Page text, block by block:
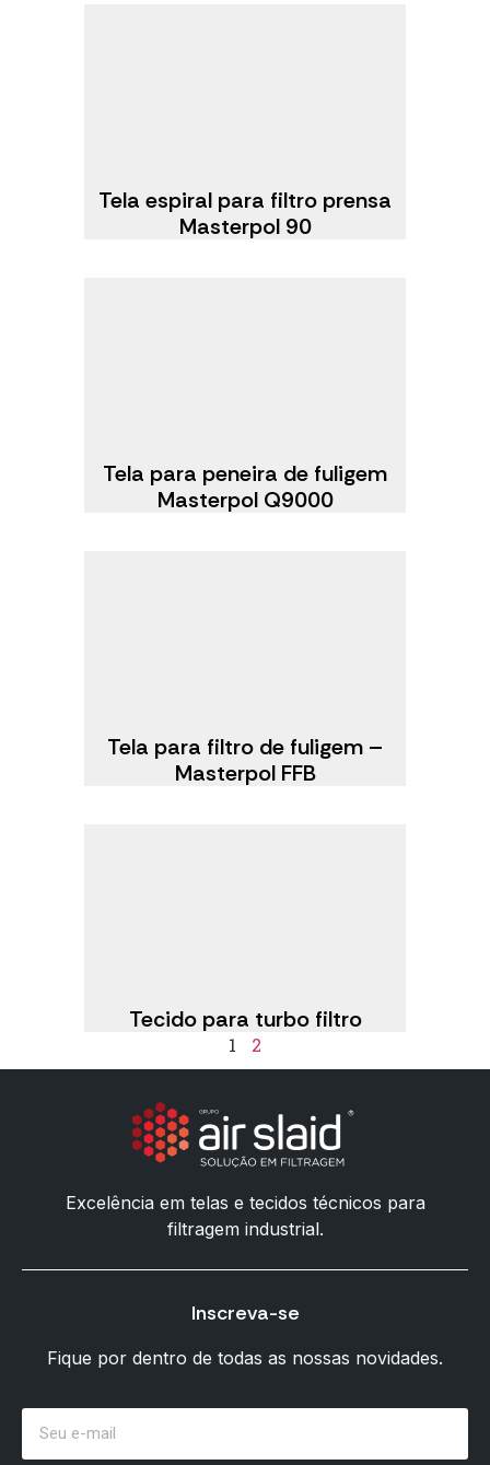
Tela espiral para filtro prensa
Masterpol 90
Tela para peneira de fuligem
Masterpol Q9000
Tela para filtro de fuligem –
Masterpol FFB
Tecido para turbo filtro
1 2
Excelência em telas e tecidos técnicos para
filtragem industrial.
Inscreva-se
Fique por dentro de todas as nossas novidades.